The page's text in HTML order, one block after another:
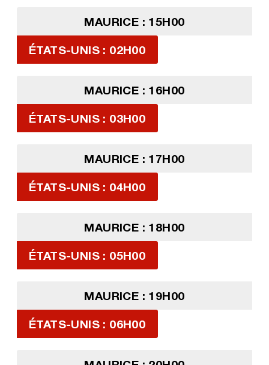
MAURICE : 15H00
ÉTATS-UNIS : 02H00
MAURICE : 16H00
ÉTATS-UNIS : 03H00
MAURICE : 17H00
ÉTATS-UNIS : 04H00
MAURICE : 18H00
ÉTATS-UNIS : 05H00
MAURICE : 19H00
ÉTATS-UNIS : 06H00